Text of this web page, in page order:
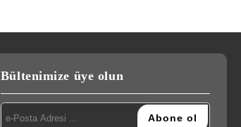
Bültenimize üye olun